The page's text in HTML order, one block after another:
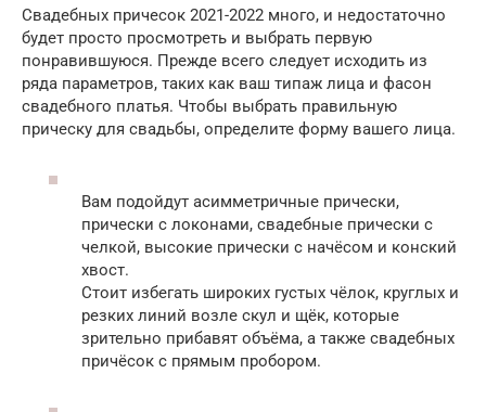
Свадебных причесок 2021-2022 много, и недостаточно
будет просто просмотреть и выбрать первую
понравившуюся. Прежде всего следует исходить из
ряда параметров, таких как ваш типаж лица и фасон
свадебного платья. Чтобы выбрать правильную
прическу для свадьбы, определите форму вашего лица.
Вам подойдут асимметричные прически,
прически с локонами, свадебные прически с
челкой, высокие прически с начёсом и конский
хвост.
Стоит избегать широких густых чёлок, круглых и
резких линий возле скул и щёк, которые
зрительно прибавят объёма, а также свадебных
причёсок с прямым пробором.